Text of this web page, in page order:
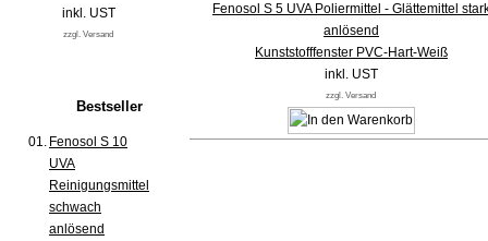
inkl. UST
zzgl. Versand
Bestseller
01. Fenosol S 10
UVA
Reinigungsmittel
schwach
anlösend
Fenosol S 5 UVA Poliermittel - Glättemittel
anlösend
Kunststofffenster PVC-Hart-Weiß
inkl. UST
zzgl. Versand